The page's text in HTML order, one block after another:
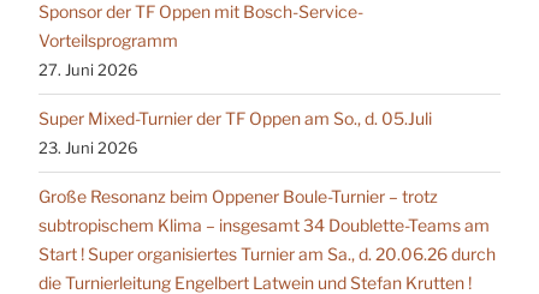
Sponsor der TF Oppen mit Bosch-Service-
Vorteilsprogramm
27. Juni 2026
Super Mixed-Turnier der TF Oppen am So., d. 05.Juli
23. Juni 2026
Große Resonanz beim Oppener Boule-Turnier – trotz
subtropischem Klima – insgesamt 34 Doublette-Teams am
Start ! Super organisiertes Turnier am Sa., d. 20.06.26 durch
die Turnierleitung Engelbert Latwein und Stefan Krutten !